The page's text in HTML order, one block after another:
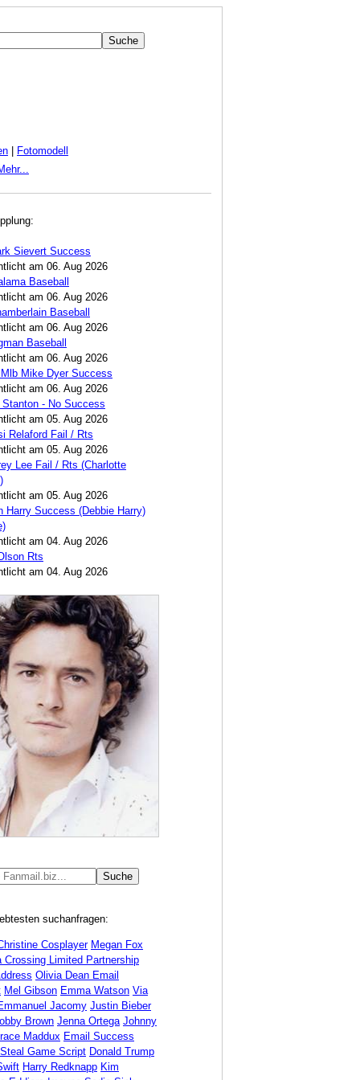
Fotomodell
Sievert Success
am 06. Aug 2026
Baseball
am 06. Aug 2026
Baseball
am 06. Aug 2026
Baseball
am 06. Aug 2026
Mlb Mike Dyer Success
am 06. Aug 2026
Stanton - No Success
am 05. Aug 2026
Relaford Fail / Rts
am 05. Aug 2026
Lee Fail / Rts (Charlotte
am 05. Aug 2026
Harry Success (Debbie Harry)
am 04. Aug 2026
Rts
am 04. Aug 2026
suchanfragen:
Cosplayer Megan Fox
Crossing Limited Partnership
Olivia Dean Email
Mel Gibson Emma Watson Via
Jacomy Justin Bieber
Brown Jenna Ortega Johnny
Maddux Email Success
Game Script Donald Trump
Harry Redknapp Kim